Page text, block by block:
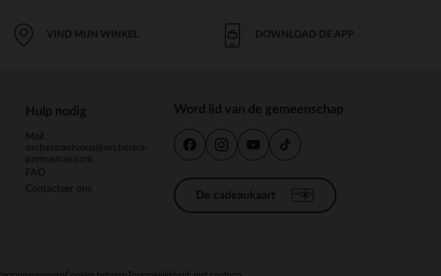
VIND MIJN WINKEL DOWNLOAD DE APP
Hulp nodig
Mail :
orchestraetvous@orchestra-
premaman.com
FAQ
Contacteer ons
Word lid van de gemeenschap
De cadeaukaart